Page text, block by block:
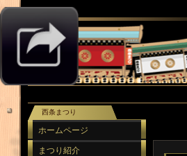
西条まつり
ホームページ
まつり紹介